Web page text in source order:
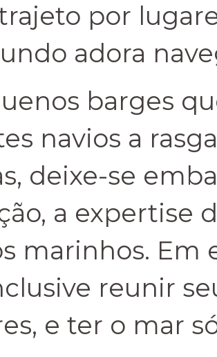
por
adora
barges
navios a
deixe-se
a expertise
marinhos. Em
reunir
e ter o mar